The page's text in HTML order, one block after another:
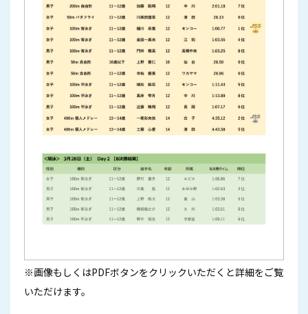
※画像もしくはPDFボタンをクリックいただくと詳細をご覧
いただけます。